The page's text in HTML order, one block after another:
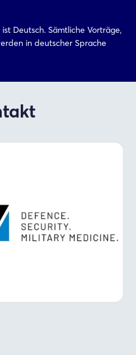
Deutsch. Sämtliche Vorträge,
in deutscher Sprache